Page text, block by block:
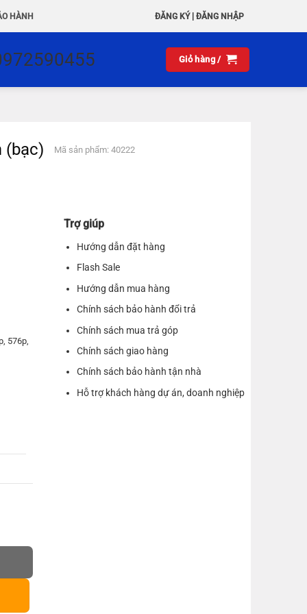
HÀNH ĐĂNG KÝ| ĐĂNG NHẬP
Giỏ hàng /
(bạc) Mã sản phẩm: 40222
576p,
15cm (bạc) số lượng
Trợ giúp
Hướng dẫn đặt hàng
Flash Sale
Hướng dẫn mua hàng
Chính sách bảo hành đổi trả
Chính sách mua trả góp
Chính sách giao hàng
Chính sách bảo hành tận nhà
Hỗ trợ khách hàng dự án, doanh nghiệp